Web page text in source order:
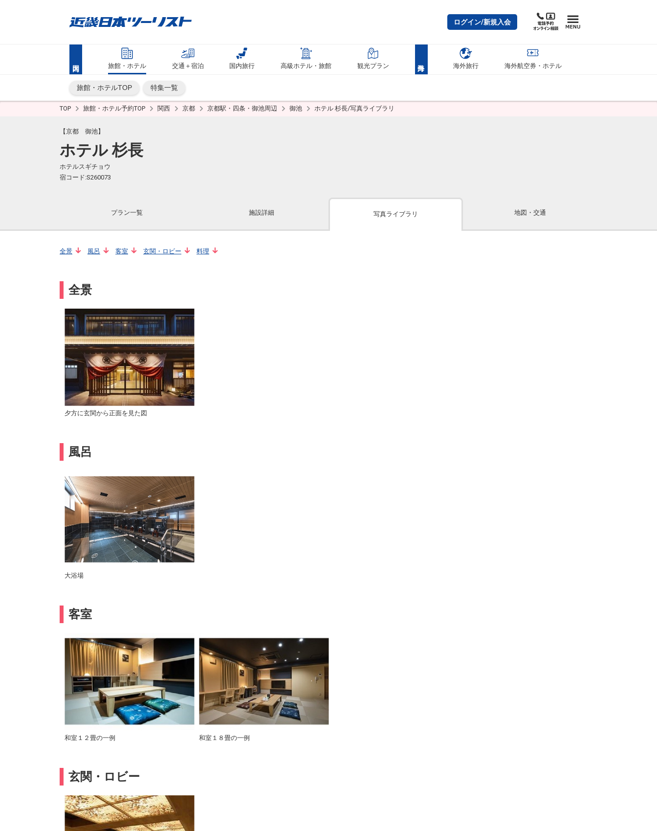
ログイン/新規入会
旅館・ホテル 交通＋宿泊 国内旅行 高級ホテル・旅館 観光プラン 海外旅行 海外航空券・ホテル
旅館・ホテルTOP 特集一覧
TOP 旅館・ホテル予約TOP 関西 京都 京都駅・四条・御池周辺 御池 ホテル 杉長/写真ライブラリ
【京都 御池】
ホテル 杉長
ホテルスギチョウ
宿コード:S260073
プラン一覧 施設詳細 写真ライブラリ 地図・交通
全景 風呂 客室 玄関・ロビー 料理
全景
夕方に玄関から正面を見た図
風呂
大浴場
客室
和室１２畳の一例 和室１８畳の一例
玄関・ロビー